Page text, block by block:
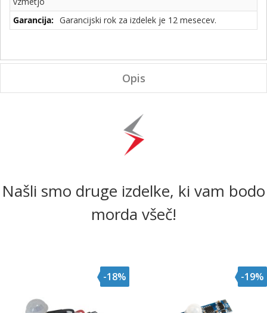
Garancijski rok za izdelek je 12 mesecev.
Opis
Našli smo druge izdelke, ki vam bodo
morda všeč!
-18% -19%